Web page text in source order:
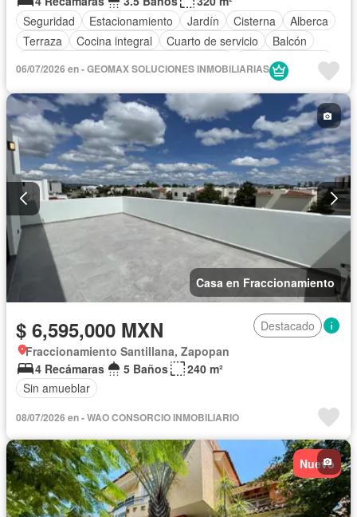
Seguridad
Estacionamiento Jardín Cisterna
Alberca
Terraza
Cocina integral Cuarto de servicio
Balcón
Cocina equipada
Bodega
Aire acondicionado
Circuito cerrado de televisión
Electricidad
Jacuzzi Agua
Cuarto de Limpieza
Televisión por cable
Calefacción Gas natural
Asador
Zonas verdes
Despacho
Vista panorámica
Recámara con closet
Caseta de vigilancia Sin amueblar
06/07/2026 en - GEOMAX SOLUCIONES INMOBILIARIAS
Casa en Fraccionamiento
$ 6,595,000 MXN
Destacado
Fraccionamiento Santillana, Zapopan
4 Recámaras
5 Baños
240 m²
Sin amueblar
08/07/2026 en - WAO CONSORCIO INMOBILIARIO
Nuevo